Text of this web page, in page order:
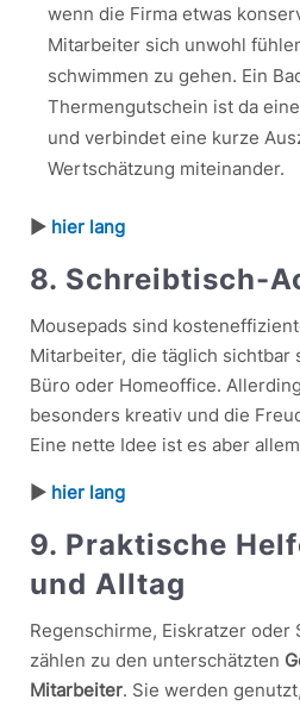
wenn die Firma etwas
Mitarbeiter sich unwohl
schwimmen zu gehen. Ein
Thermengutschein ist da
und verbindet eine kurze
Wertschätzung miteinander.
► hier lang
8. Schreibtisch-
Mousepads sind
Mitarbeiter, die täglich sichtbar
Büro oder Homeoffice.
besonders kreativ und die
Eine nette Idee ist es aber
► hier lang
9. Praktische
und Alltag
Regenschirme, Eiskratzer
zählen zu den unterschätzten
Mitarbeiter. Sie werden